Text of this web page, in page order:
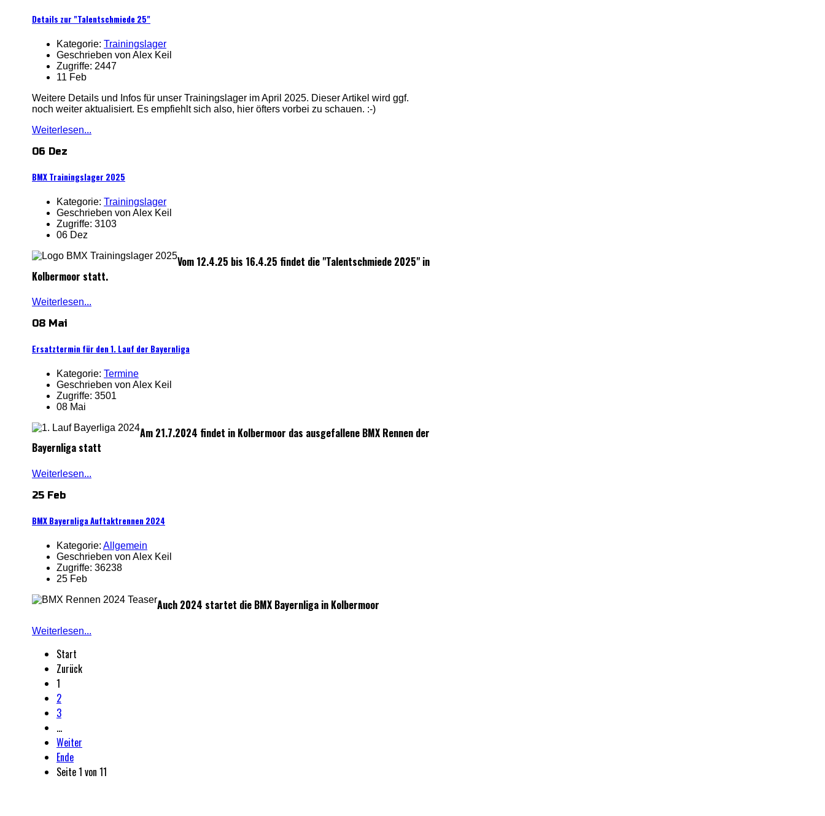
Details zur "Talentschmiede 25"
Kategorie: Trainingslager
Geschrieben von Alex Keil
Zugriffe: 2447
11 Feb
Weitere Details und Infos für unser Trainingslager im April 2025. Dieser Artikel wird ggf.
noch weiter aktualisiert. Es empfiehlt sich also, hier öfters vorbei zu schauen. :-)
Weiterlesen...
06 Dez
BMX Trainingslager 2025
Kategorie: Trainingslager
Geschrieben von Alex Keil
Zugriffe: 3103
06 Dez
Vom 12.4.25 bis 16.4.25 findet die "Talentschmiede 2025" in
Kolbermoor statt.
Weiterlesen...
08 Mai
Ersatztermin für den 1. Lauf der Bayernliga
Kategorie: Termine
Geschrieben von Alex Keil
Zugriffe: 3501
08 Mai
Am 21.7.2024 findet in Kolbermoor das ausgefallene BMX Rennen der
Bayernliga statt
Weiterlesen...
25 Feb
BMX Bayernliga Auftaktrennen 2024
Kategorie: Allgemein
Geschrieben von Alex Keil
Zugriffe: 36238
25 Feb
Auch 2024 startet die BMX Bayernliga in Kolbermoor
Weiterlesen...
Start
Zurück
1
2
3
…
Weiter
Ende
Seite 1 von 11